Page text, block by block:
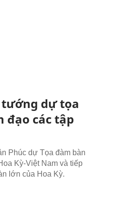
dự tọa
đạo các tập
Phúc dự Tọa đàm bàn
Kỳ-Việt Nam và tiếp
lớn của Hoa Kỳ.